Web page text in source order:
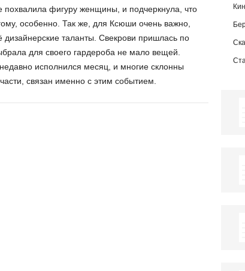
фигуру женщины, и подчеркнула, что
особенно. Так же, для Ксюши очень важно,
таланты. Свекрови пришлась по
для своего гардероба не мало вещей.
исполнился месяц, и многие склонны
связан именно с этим событием.